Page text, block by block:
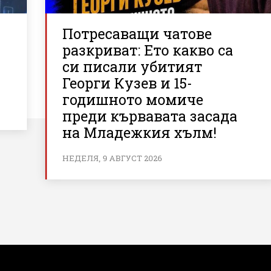
Потресаващи чатове
разкриват: Ето какво са
си писали убитият
Георги Кузев и 15-
годишното момиче
преди кървавата засада
на Младежкия хълм!
НЕДЕЛЯ, 9 АВГУСТ 2026